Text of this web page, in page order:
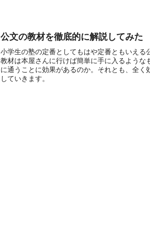
公文の教材を徹底的に解説してみた
小学生の塾の定番としてもはや定番ともいえる
教材は本屋さんに行けば簡単に手に入るような
に通うことに効果があるのか。それとも、全く
していきます。